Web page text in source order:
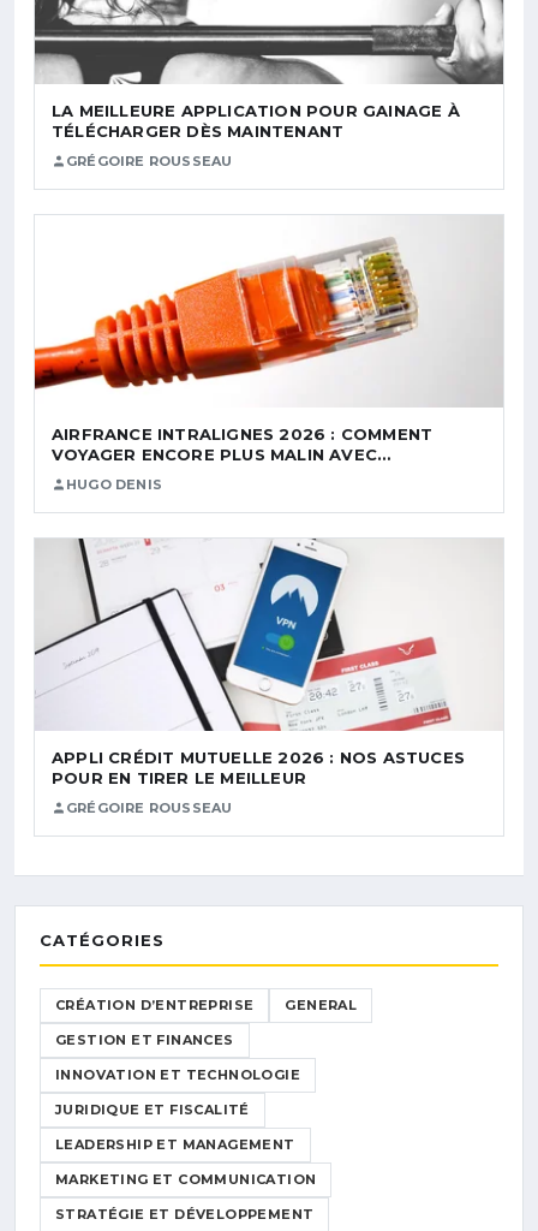
LA MEILLEURE APPLICATION POUR GAINAGE À
TÉLÉCHARGER DÈS MAINTENANT
GRÉGOIRE ROUSSEAU
AIRFRANCE INTRALIGNES 2026 : COMMENT
VOYAGER ENCORE PLUS MALIN AVEC…
HUGO DENIS
APPLI CRÉDIT MUTUELLE 2026 : NOS ASTUCES
POUR EN TIRER LE MEILLEUR
GRÉGOIRE ROUSSEAU
CATÉGORIES
CRÉATION D’ENTREPRISE GENERAL
GESTION ET FINANCES
INNOVATION ET TECHNOLOGIE
JURIDIQUE ET FISCALITÉ
LEADERSHIP ET MANAGEMENT
MARKETING ET COMMUNICATION
STRATÉGIE ET DÉVELOPPEMENT